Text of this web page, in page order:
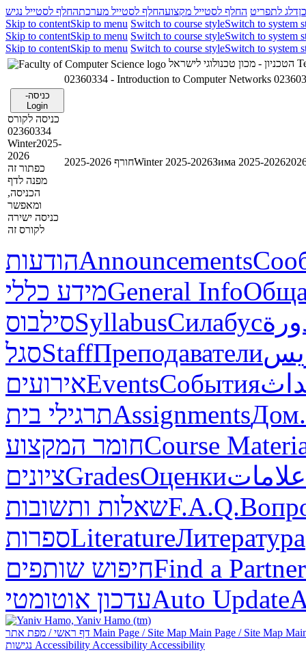
דלג לתפריט החלף לסטייל מקצועהחלף לסטייל מערכתהחלף לסטייל נגיש
Skip to contentSkip to menu Switch to course styleSwitch to system
Skip to contentSkip to menu Switch to course styleSwitch to system
Skip to contentSkip to menu Switch to course styleSwitch to system
02360334 - Introduction to Computer Networks
כניסה-
Login
כניסה לקורס
02360334
Winter2025-
2026
כפתור זה
מפנה לדף
הכניסה,
ומאפשר
כניסה ישירה
לקורס זה
חורף 2025-2026Winter 2025-2026Зима 2025-2026
הודעותAnnouncements
מידע כלליGeneral Info
סילבוסSyllabusСилабус
סגלStaffПреподаватели
אירועיםEventsСобытия
תרגילי ביתAssignmentsДом.
חומר המקצועCourse
ציוניםGradesОценкиعلامات
שאלות ותשובותF.A.Q.
ספרותLiteratureЛитература
חיפוש שותפיםFind a Partner
עדכון אוטומטיAuto Update
Main Page / Site Map Main Page / Site Map
Accessibility Accessibility Accessibility